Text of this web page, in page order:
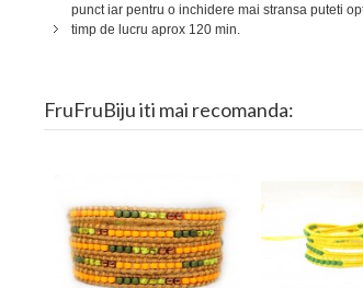
punct iar pentru o inchidere mai stransa puteti
timp de lucru aprox 120 min.
FruFruBiju iti mai recomanda: